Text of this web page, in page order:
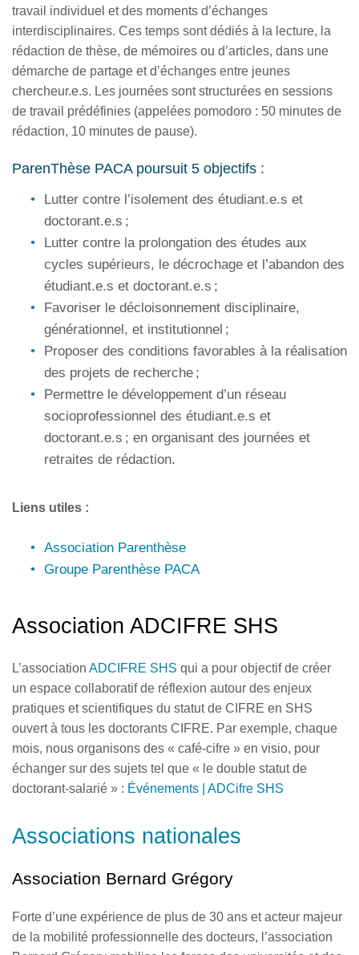
travail individuel et des moments d’échanges
interdisciplinaires. Ces temps sont dédiés à la lecture, la
rédaction de thèse, de mémoires ou d’articles, dans une
démarche de partage et d’échanges entre jeunes
chercheur.e.s. Les journées sont structurées en sessions
de travail prédéfinies (appelées pomodoro : 50 minutes de
rédaction, 10 minutes de pause).
ParenThèse PACA poursuit 5 objectifs :
Lutter contre l’isolement des étudiant.e.s et
doctorant.e.s ;
Lutter contre la prolongation des études aux
cycles supérieurs, le décrochage et l’abandon des
étudiant.e.s et doctorant.e.s ;
Favoriser le décloisonnement disciplinaire,
générationnel, et institutionnel ;
Proposer des conditions favorables à la réalisation
des projets de recherche ;
Permettre le développement d’un réseau
socioprofessionnel des étudiant.e.s et
doctorant.e.s ; en organisant des journées et
retraites de rédaction.
Liens utiles :
Association Parenthèse
Groupe Parenthèse PACA
Association ADCIFRE SHS
L’association ADCIFRE SHS qui a pour objectif de créer
un espace collaboratif de réflexion autour des enjeux
pratiques et scientifiques du statut de CIFRE en SHS
ouvert à tous les doctorants CIFRE. Par exemple, chaque
mois, nous organisons des « café-cifre » en visio, pour
échanger sur des sujets tel que « le double statut de
doctorant-salarié » : Événements | ADCifre SHS
Associations nationales
Association Bernard Grégory
Forte d’une expérience de plus de 30 ans et acteur majeur
de la mobilité professionnelle des docteurs, l’association